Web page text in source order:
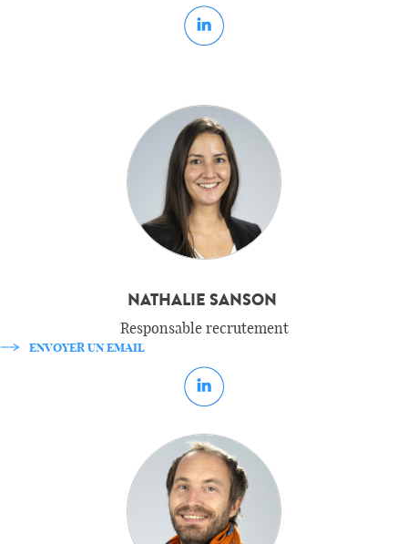
NATHALIE SANSON
Responsable recrutement
ENVOYER UN EMAIL